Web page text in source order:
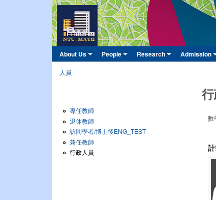
臺
大
數
學
系
Main menu
About Us People Research Admission
You are here
人員
數
專任教師
退休教師
訪問學者/博士後ENG_TEST
兼任教師
行政人員